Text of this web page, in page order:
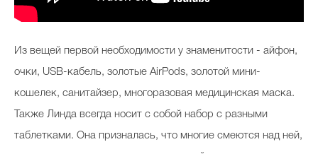
Из вещей первой необходимости у знаменитости - айфон,
очки, USB-кабель, золотые AirPods, золотой мини-
кошелек, санитайзер, многоразовая медицинская маска.
Также Линда всегда носит с собой набор с разными
таблетками. Она призналась, что многие смеются над ней,